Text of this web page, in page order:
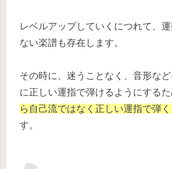
レベルアップしていくにつれて、
ない楽譜も存在します。
その時に、迷うことなく、音形な
に正しい運指で弾けるようにするた
ら自己流ではなく正しい運指で弾
す。